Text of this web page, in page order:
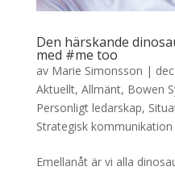
Den härskande
med #me too
av Marie Simonsson |
Aktuellt, Allmänt, Bowen
Personligt ledarskap,
Strategisk kommunikation
Emellanåt är vi alla